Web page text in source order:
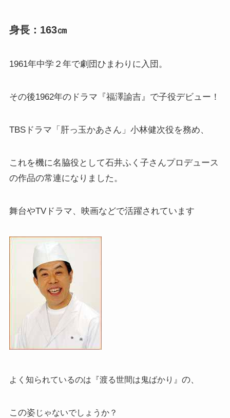
身長：163㎝
1961年中学２年で劇団ひまわりに入団。
その後1962年のドラマ『福澤諭吉』で子役デビュー！
TBSドラマ「肝っ玉かあさん」小林健次役を務め、
これを機に名脇役として石井ふく子さんプロデュース
の作品の常連になりました。
舞台やTVドラマ、映画などで活躍されています
よく知られているのは『渡る世間は鬼ばかり』 の、
この姿じゃないでしょうか？